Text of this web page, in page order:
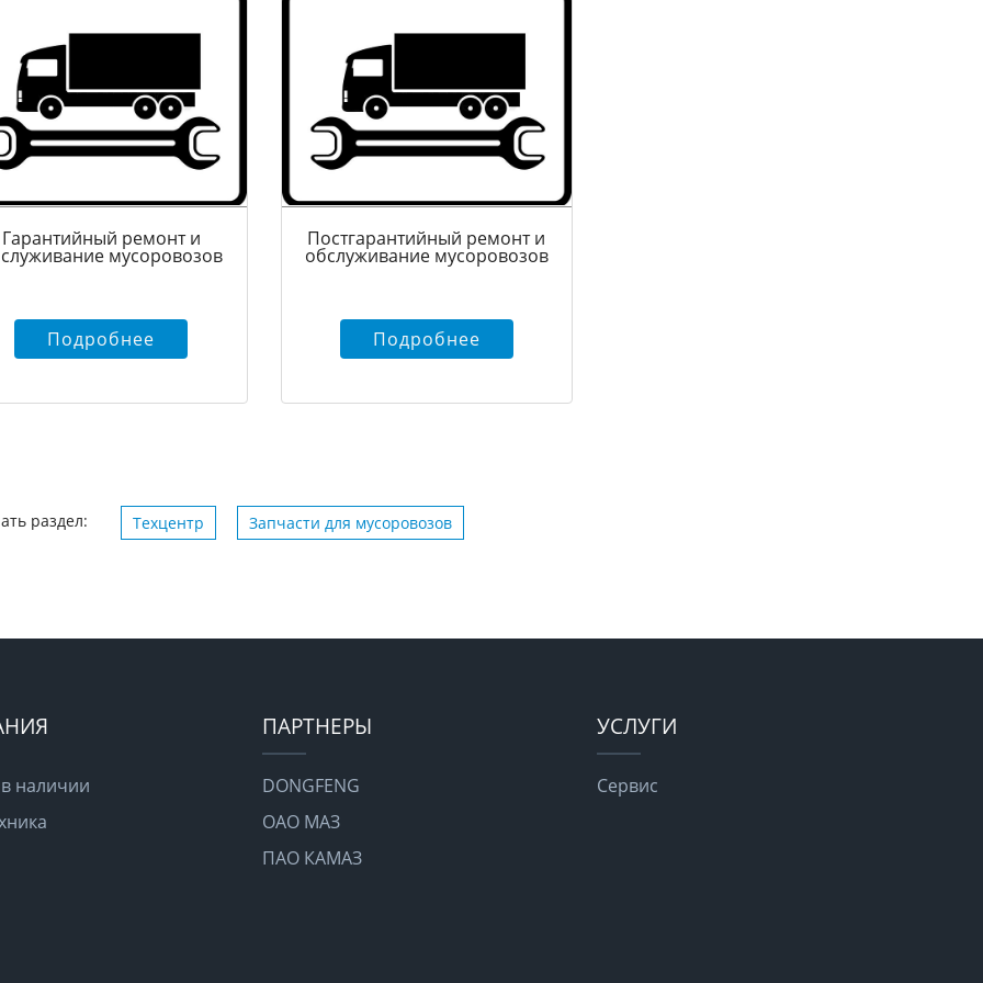
Гарантийный ремонт и
мусоровозов
Подробнее
Постгарантийный ремонт и
обслуживание мусоровозов
Подробнее
раздел: Техцентр Запчасти для мусоровозов
наличии
ПАРТНЕРЫ
DONGFENG
ОАО МАЗ
ПАО КАМАЗ
УСЛУГИ
Сервис